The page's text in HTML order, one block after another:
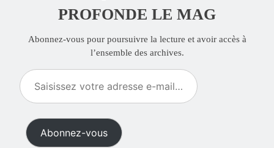
PROFONDE LE MAG
Abonnez-vous pour poursuivre la lecture et avoir accès à
l’ensemble des archives.
Saisissez
votre
adresse
mail…Abonnez-vous